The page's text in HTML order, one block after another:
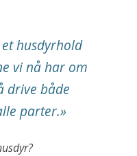
husdyrhold
vi nå har om
drive både
parter.»